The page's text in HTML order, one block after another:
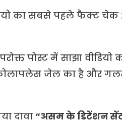
का सबसे पहले फैक्ट चेक
पोस्ट में साझा
जेल का है और
दावा “असम के डिटेंशन